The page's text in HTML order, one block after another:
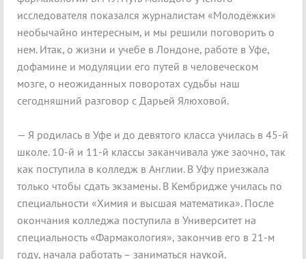
исследователя показался журналистам «Молодёжки»
необычайно интересным, и мы решили поговорить о
нем. Итак, о жизни и учебе в Лондоне, работе в Уфе,
дофамине и модуляции его путей в человеческом
мозге, о неожиданных поворотах судьбы наш
сегодняшний разговор с Дарьей Ялюховой.
— Я родилась в Уфе и до девятого класса училась в 45-й
школе. 10-й и 11-й классы заканчивала уже заочно, так
как поступила в колледж в Англии. В Уфу приезжала
только чтобы сдать экзамены. В Кембридже училась по
специальности «Химия и высшая математика». После
окончания колледжа поступила в Университет на
специальность «Фармакология», закончив его в 21-м
году, начала работать – заниматься наукой.